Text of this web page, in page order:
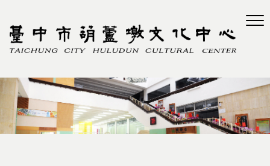
區